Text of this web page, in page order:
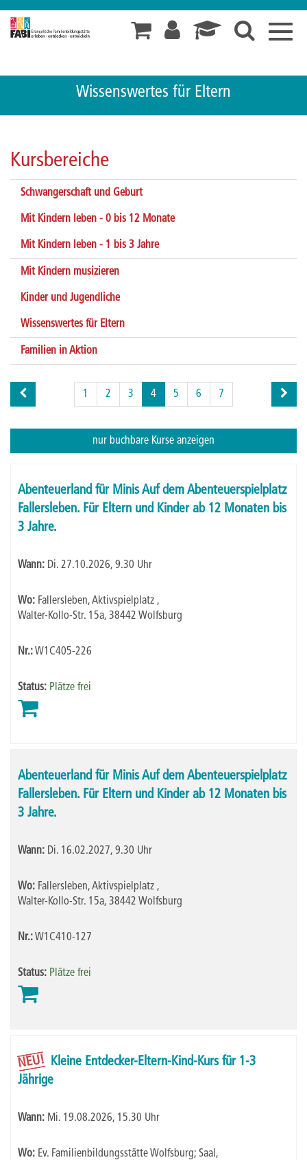
Wissenswertes für Eltern
Kursbereiche
Schwangerschaft und Geburt
Mit Kindern leben - 0 bis 12 Monate
Mit Kindern leben - 1 bis 3 Jahre
Mit Kindern musizieren
Kinder und Jugendliche
Wissenswertes für Eltern
Familien in Aktion
Seite
1 2 3 4 5 6 7
nur buchbare Kurse anzeigen
Tabellenüberschriften
können
sortiert
werden.
Abenteuerland für Minis Auf dem Abenteuerspielplatz
Fallersleben. Für Eltern und Kinder ab 12 Monaten bis
3 Jahre.
Wann: Di. 27.10.2026, 9.30 Uhr
Wo: Fallersleben, Aktivspielplatz ,
Walter-Kollo-Str. 15a, 38442 Wolfsburg
Nr.:W1C405-226
Status: Plätze frei
Abenteuerland für Minis Auf dem Abenteuerspielplatz
Fallersleben. Für Eltern und Kinder ab 12 Monaten bis
3 Jahre.
Wann: Di. 16.02.2027, 9.30 Uhr
Wo: Fallersleben, Aktivspielplatz ,
Walter-Kollo-Str. 15a, 38442 Wolfsburg
Nr.:W1C410-127
Status: Plätze frei
NEU! Kleine Entdecker-Eltern-Kind-Kurs für 1-3
Jährige
Wann: Mi. 19.08.2026, 15.30 Uhr
Wo: Ev. Familienbildungsstätte Wolfsburg; Saal,